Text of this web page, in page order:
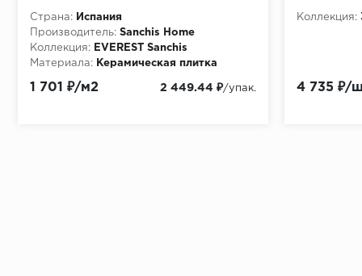
Страна:
Испания
Производитель: Sanchis Home
Коллекция:
EVEREST Sanchis
Материала:
Керамическая плитка
1 701 ₽/м2 2 449.44 ₽/упак.
Коллекция:
4 735 ₽/